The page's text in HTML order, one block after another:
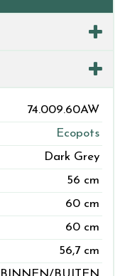
74.009.60AW
Ecopots
Dark Grey
56 cm
60 cm
60 cm
56,7 cm